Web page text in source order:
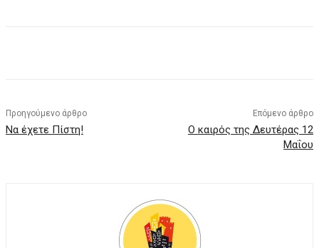
Προηγούμενο άρθρο
Να έχετε Πίστη!
Επόμενο άρθρο
Ο καιρός της Δευτέρας 12
Μαΐου